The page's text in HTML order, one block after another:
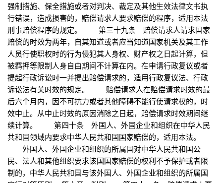
强制措施、保全措施或者对判决、裁定及其他生效法律文书执
行错误，造成损害的，赔偿请求人要求赔偿的程序，适用本法
刑事赔偿程序的规定。 第三十九条 赔偿请求人请求国家
赔偿的时效为两年，自其知道或者应当知道国家机关及其工作
人员行使职权时的行为侵犯其人身权、财产权之日起计算，但
被羁押等限制人身自由期间不计算在内。在申请行政复议或者
提起行政诉讼时一并提出赔偿请求的，适用行政复议法、行政
诉讼法有关时效的规定。 赔偿请求人在赔偿请求时效的最
后六个月内，因不可抗力或者其他障碍不能行使请求权的，时
效中止。从中止时效的原因消除之日起，赔偿请求时效期间继
续计算。 第四十条 外国人、外国企业和组织在中华人民
共和国领域内要求中华人民共和国国家赔偿的，适用本法。
外国人、外国企业和组织的所属国对中华人民共和国公
民、法人和其他组织要求该国国家赔偿的权利不予保护或者限
制的，中华人民共和国与该外国人、外国企业和组织的所属国